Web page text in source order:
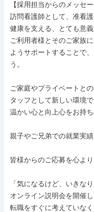
【採用担当からのメッセー
訪問看護師として、准看
健康を支える、とても意義
ご利用者様とそのご家族
ようサポートすることで
う。
ご家庭やプライベートと
タッフとして新しい環境
温かい心と向上心をお持
親子やご兄弟での就業実
皆様からのご応募を心よ
「気になるけど、いきな
オンライン説明会を開催し
転職をすぐに考えていなく